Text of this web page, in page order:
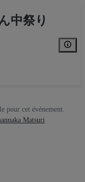
中祭り
pour cet événement.
Matsuri